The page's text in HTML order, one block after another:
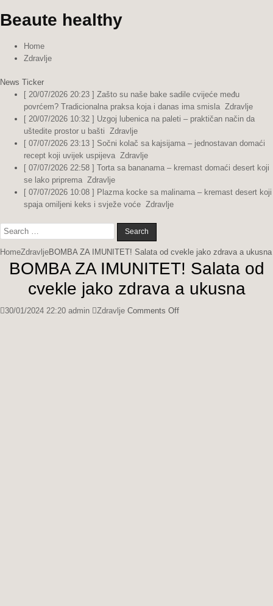
Beaute healthy
Home
Zdravlje
News Ticker
[ 20/07/2026 20:23 ] Zašto su naše bake sadile cvijeće među
povrćem? Tradicionalna praksa koja i danas ima smisla Zdravlje
[ 20/07/2026 10:32 ] Uzgoj lubenica na paleti – praktičan način da
uštedite prostor u bašti Zdravlje
[ 07/07/2026 23:13 ] Sočni kolač sa kajsijama – jednostavan domaći
recept koji uvijek uspijeva Zdravlje
[ 07/07/2026 22:58 ] Torta sa bananama – kremast domaći desert koji
se lako priprema Zdravlje
[ 07/07/2026 10:08 ] Plazma kocke sa malinama – kremast desert koji
spaja omiljeni keks i svježe voće Zdravlje
Search
for:
HomeZdravljeBOMBA ZA IMUNITET! Salata od cvekle jako zdrava a ukusna
BOMBA ZA IMUNITET! Salata od
cvekle jako zdrava a ukusna
30/01/2024 22:20 admin Zdravlje Comments Offon